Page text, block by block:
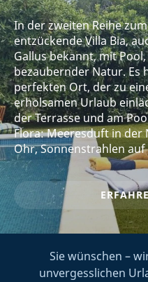
In der zweiten Reihe
entzückende Villa Bia,
Gallus bekannt, mit
bezaubernder Natur. Es
perfekten Ort, der zu
erholsamen Urlaub
der Terrasse und am
Flora: Meeresduft in der
Ohr, Sonnenstrahlen
Sie wünschen –
unvergesslichen